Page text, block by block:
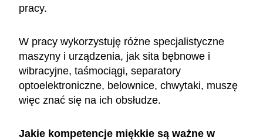
pracy.
W pracy wykorzystuję różne specjalistyczne
maszyny i urządzenia, jak sita bębnowe i
wibracyjne, taśmociągi, separatory
optoelektroniczne, belownice, chwytaki, muszę
więc znać się na ich obsłudze.
Jakie kompetencje miękkie są ważne w